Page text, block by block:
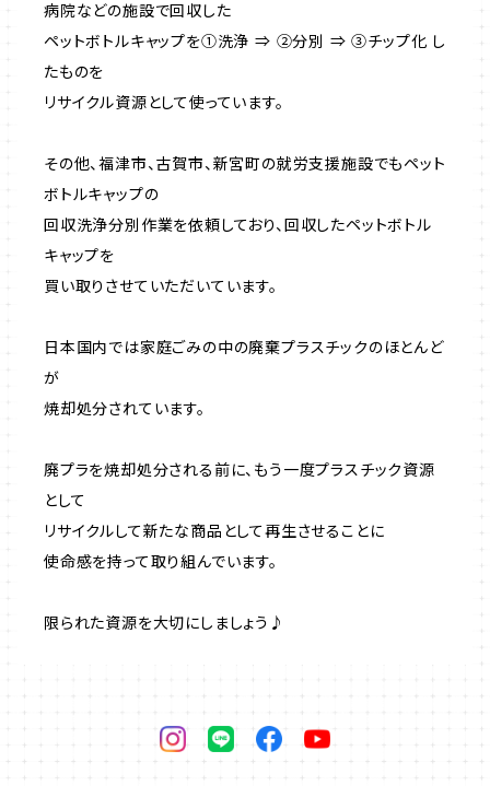
病院などの施設で回収した
ペットボトルキャップを①洗浄 ⇒ ②分別 ⇒ ③チップ化 し
たものを
リサイクル資源として使っています。
その他、福津市、古賀市、新宮町の就労支援施設でもペット
ボトルキャップの
回収洗浄分別作業を依頼しており、回収したペットボトル
キャップを
買い取りさせていただいています。
日本国内では家庭ごみの中の廃棄プラスチックのほとんど
が
焼却処分されています。
廃プラを焼却処分される前に、もう一度プラスチック資源
として
リサイクルして新たな商品として再生させることに
使命感を持って取り組んでいます。
限られた資源を大切にしましょう♪